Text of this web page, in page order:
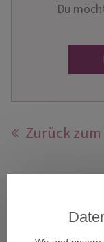
Du
Zurück